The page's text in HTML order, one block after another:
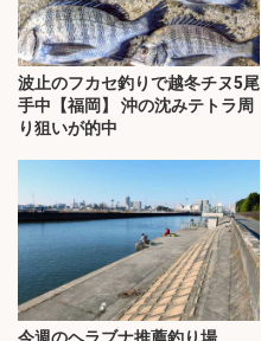
波止のフカセ釣りで越冬チヌ5尾
手中【福岡】 沖の沈みテトラ周
り狙いが的中
今週のヘラブナ推薦釣り場